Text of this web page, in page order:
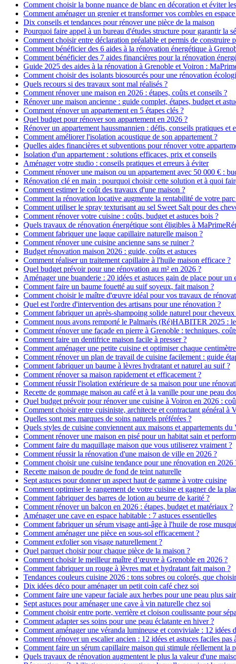
Comment choisir la bonne nuance de blanc en décoration et éviter
Comment aménager un grenier et transformer vos combles en
Dix conseils et tendances pour rénover une pièce de la maison
Pourquoi faire appel à un bureau d'études structure pour garantir la
Comment choisir entre déclaration préalable et permis de construire
Comment bénéficier des 6 aides à la rénovation énergétique à
Comment bénéficier des 7 aides financières pour la rénovation
Guide 2025 des aides à la rénovation à Grenoble et Voiron :
Comment choisir des isolants biosourcés pour une rénovation
Quels recours si des travaux sont mal réalisés ?
Comment rénover une maison en 2026 : étapes, coûts et conseils ?
Rénover une maison ancienne : guide complet, étapes, budget et
Comment rénover un appartement en 5 étapes clés ?
Quel budget pour rénover son appartement en 2026 ?
Rénover un appartement haussmannien : défis, conseils pratiques et
Comment améliorer l'isolation acoustique de son appartement ?
Quelles aides financières et subventions pour rénover votre
Isolation d'un appartement : solutions efficaces, prix et conseils
Aménager votre studio : conseils pratiques et erreurs à éviter
Comment rénover une maison ou un appartement avec 50 000 € :
Rénovation clé en main : pourquoi choisir cette solution et à quoi
Comment estimer le coût des travaux d'une maison ?
Comment la rénovation locative augmente la rentabilité de votre
Comment utiliser le spray texturisant au sel Sweet Salt pour des
Comment rénover votre cuisine : coûts, budget et astuces bois ?
Quels travaux de rénovation énergétique sont éligibles à
Comment fabriquer une laque capillaire naturelle maison ?
Comment rénover une cuisine ancienne sans se ruiner ?
Budget rénovation maison 2026 : guide, coûts et astuces
Comment réaliser un traitement capillaire à l'huile maison efficace ?
Quel budget prévoir pour une rénovation au m² en 2026 ?
Aménager une buanderie : 20 idées et astuces gain de place pour un
Comment faire un baume fouetté au suif soyeux, fait maison ?
Comment choisir le maître d'œuvre idéal pour vos travaux de
Quel est l'ordre d'intervention des artisans pour une rénovation ?
Comment fabriquer un après-shampoing solide naturel pour cheveux
Comment nous avons remporté le Palmarès (Ré)HABITER 2025 :
Comment rénover une façade en pierre à Grenoble : techniques,
Comment faire un dentifrice maison facile à presser ?
Comment aménager une petite cuisine et optimiser chaque
Comment rénover un plan de travail de cuisine facilement : guide
Comment fabriquer un baume à lèvres hydratant et naturel au suif ?
Comment rénover sa maison rapidement et efficacement ?
Comment réussir l'isolation extérieure de sa maison pour une
Recette de gommage maison au café et à la vanille pour une peau
Quel budget prévoir pour rénover une cuisine à Voiron en 2026 :
Comment choisir entre cuisiniste, architecte et contractant général à
Quelles sont mes marques de soins naturels préférées ?
Quels styles de cuisine conviennent aux maisons et appartements du
Comment rénover une maison en pisé pour un habitat sain et
Comment faire du maquillage maison que vous utiliserez vraiment ?
Comment réussir la rénovation d'une maison de ville en 2026 ?
Comment choisir une cuisine tendance pour une rénovation en 2026
Recette maison de poudre de fond de teint naturelle
Sept astuces pour donner un aspect haut de gamme à votre cuisine
Comment optimiser le rangement de votre cuisine et gagner de la
Comment fabriquer des barres de lotion au beurre de karité ?
Comment rénover un balcon en 2026 : étapes, budget et matériaux ?
Aménager une cave en espace habitable : 7 astuces essentielles
Comment fabriquer un sérum visage anti-âge à l'huile de rose
Comment aménager une pièce en sous-sol efficacement ?
Comment exfolier son visage naturellement ?
Quel parquet choisir pour chaque pièce de la maison ?
Comment choisir le meilleur maître d’œuvre à Grenoble en 2026 ?
Comment fabriquer un rouge à lèvres mat et hydratant fait maison ?
Tendances couleurs cuisine 2026 : tons sobres ou colorés, que
Dix idées déco pour aménager un petit coin café chez soi
Comment faire une vapeur faciale aux herbes pour une peau plus
Sept astuces pour aménager une cave à vin naturelle chez soi
Comment choisir entre porte, verrière et cloison coulissante pour
Comment adapter ses soins pour une peau éclatante en hiver ?
Comment aménager une véranda lumineuse et conviviale : 12 idées
Comment rénover un escalier ancien : 12 idées et astuces faciles pas
Comment faire un sérum capillaire maison qui stimule réellement la
Quels travaux de rénovation augmentent le plus la valeur d'une